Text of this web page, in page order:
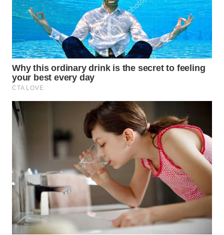
WN
MALUT
WN
DAIRI
DANAU
WN
LANGKAT
WN
TAPANULI